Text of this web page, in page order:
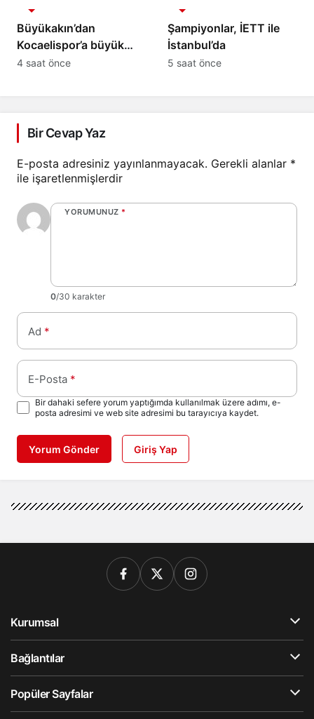
Türkiye Şampiyonası
Başlıyor
Heyecanı Başladı
Büyükakın’dan
Kocaelispor’a büyük
moral
4 saat önce
Şampiyonlar, İETT ile
İstanbul’da
5 saat önce
Bir Cevap Yaz
E-posta adresiniz yayınlanmayacak. Gerekli alanlar *
ile işaretlenmişlerdir
YORUMUNUZ *
0/30 karakter
Ad *
E-Posta *
Bir dahaki sefere yorum yaptığımda kullanılmak üzere adımı, e-
posta adresimi ve web site adresimi bu tarayıcıya kaydet.
Yorum Gönder Giriş Yap
Kurumsal
Bağlantılar
Popüler Sayfalar